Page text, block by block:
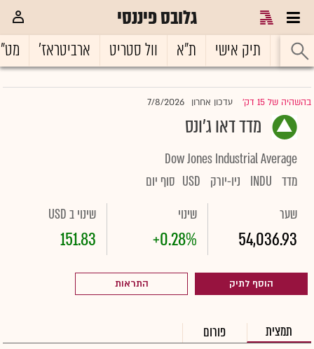
גלובס פיננסי
ראשי תיק אישי ת"א וול סטריט ארביטראז'
בהשהיה של 15 דק' |עדכון אחרון 7/8/2026
מדד דאו ג'ונס
Dow Jones Industrial Average
מדד INDU ניו-יורק USD סוף יום
שער
54,036.93
שינוי
+0.28%
שינוי ב USD
151.83
הוסף לתיק התראות
תמצית פורום